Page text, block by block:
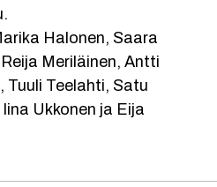
Halonen, Saara
Meriläinen, Antti
Tuuli Teelahti, Satu
Ukkonen ja Eija